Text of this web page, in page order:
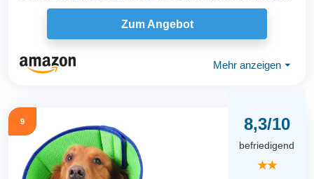
Zum Angebot
Mehr anzeigen ⏷
9 8,3/10
befriedigend
★★